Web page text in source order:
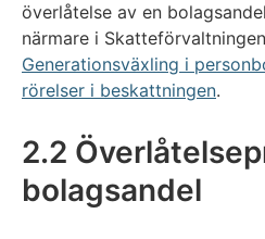
överlåtelse av en
närmare i
Generationsväxling i
rörelser i beskattningen.
2.2
bolagsandel